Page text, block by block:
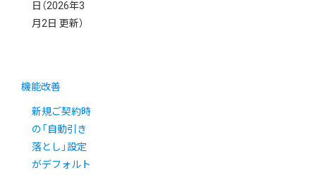
日 （2026年3
月2日 更新）
機能改善
新規ご契約時
の「自動引き
落とし」設定
がデフォルト